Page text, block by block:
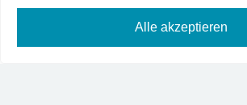
Anreise planen
Vollbild
Alle akzeptieren